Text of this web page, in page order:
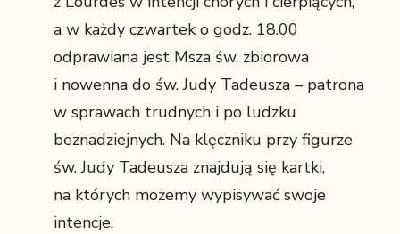
a w każdy czwartek o godz. 18.00
odprawiana jest Msza św. zbiorowa
i nowenna do św. Judy Tadeusza – patrona
w sprawach trudnych i po ludzku
beznadziejnych. Na klęczniku przy figurze
św. Judy Tadeusza znajdują się kartki,
na których możemy wypisywać swoje
intencje.